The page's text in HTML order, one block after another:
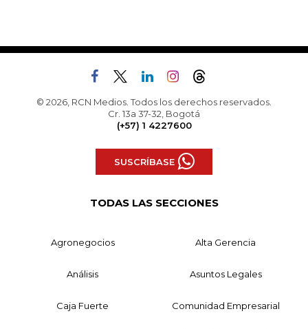
© 2026, RCN Medios. Todos los derechos reservados.
Cr. 13a 37-32, Bogotá
(+57) 1 4227600
SUSCRÍBASE
TODAS LAS SECCIONES
Agronegocios Alta Gerencia
Análisis Asuntos Legales
Caja Fuerte Comunidad Empresarial